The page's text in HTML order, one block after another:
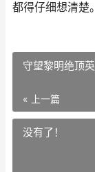
都得仔细想清楚。
守望黎明绝顶
« 上一篇
没有了！